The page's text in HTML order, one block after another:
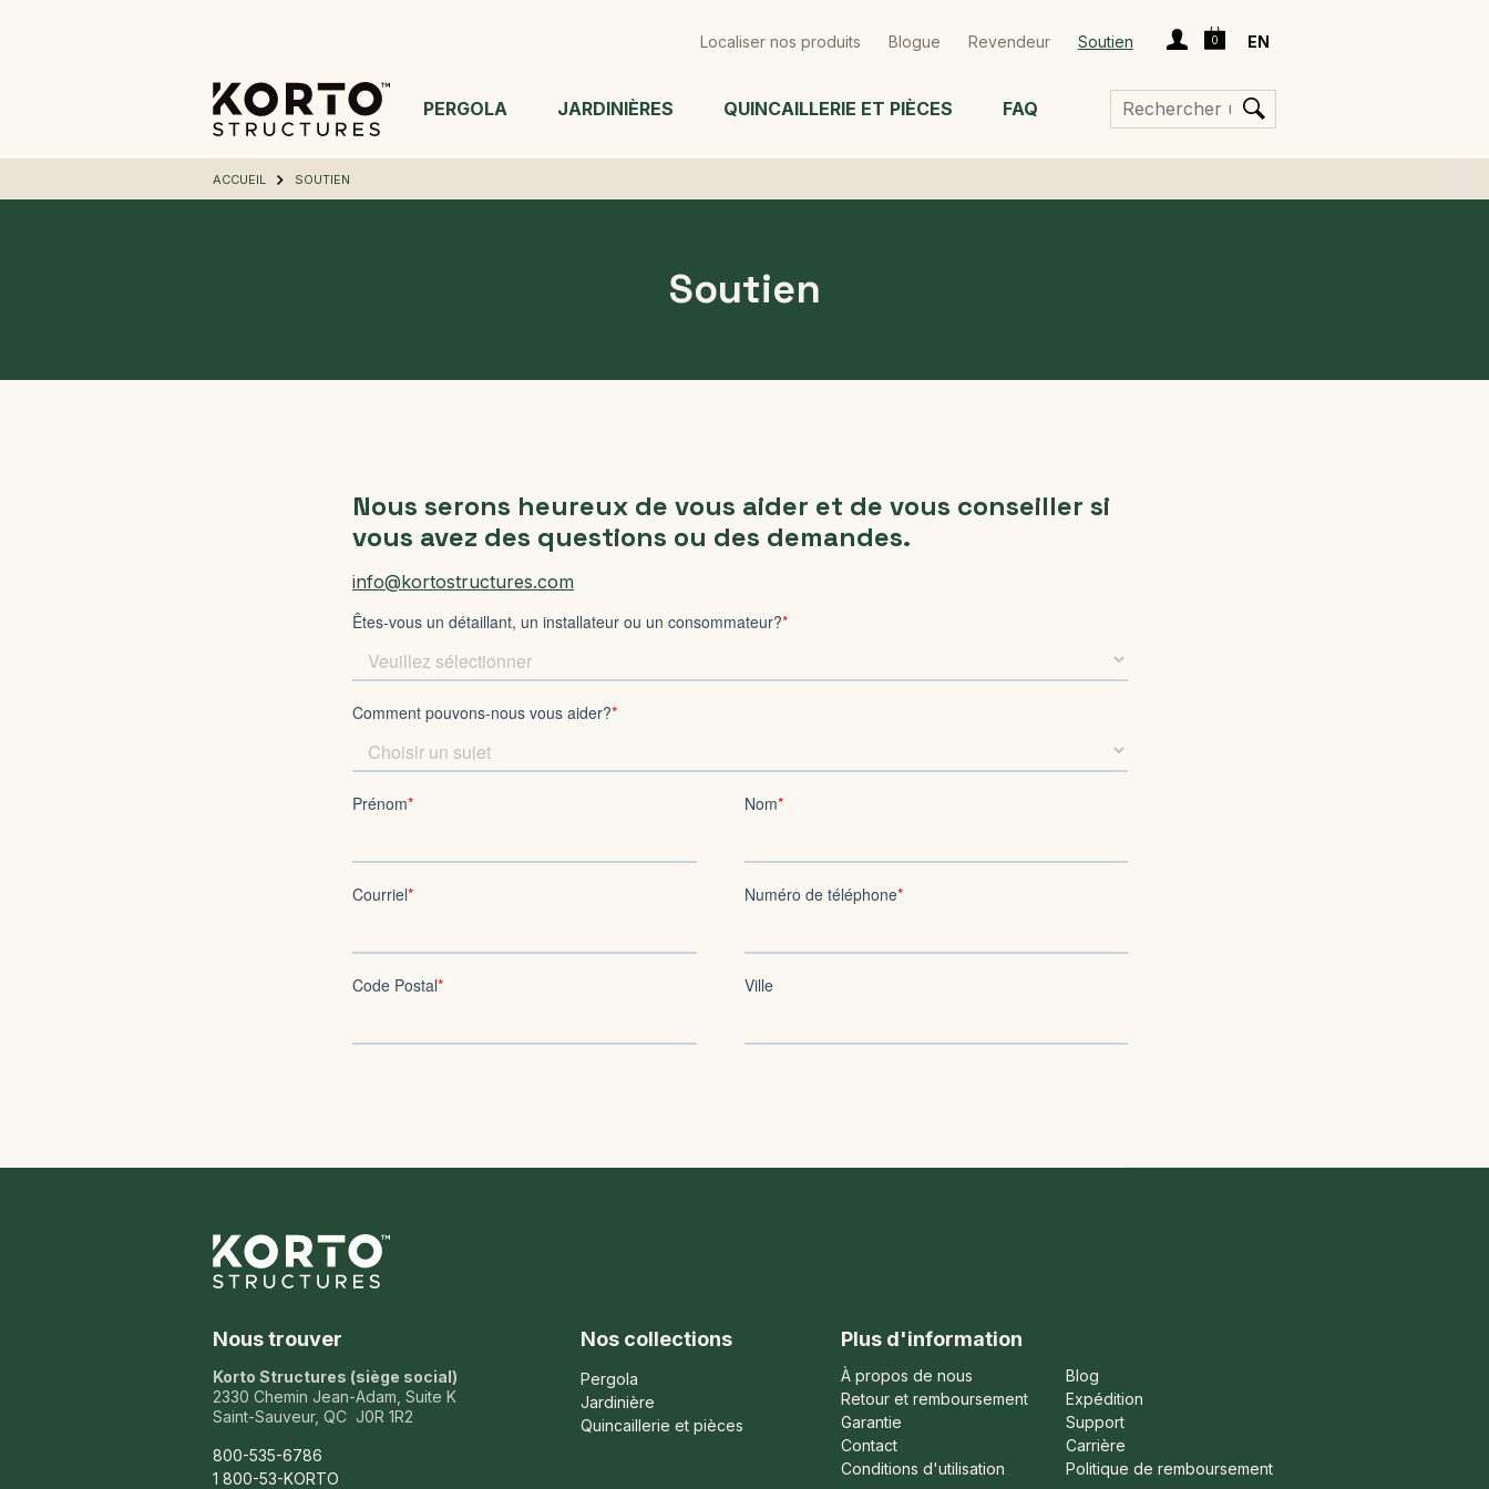
au
RECHERCHE
PERGOLA JARDINIÈRES QUINCAILLERIE ET PIÈCES FAQ
Localiser nos produits Blogue Revendeur Soutien Connexion
Panier
0 EN
ACCUEIL SOUTIEN
Soutien
Nous serons heureux de vous aider et de vous conseiller si
vous avez des questions ou des demandes.
info@kortostructures.com
Nous trouver
Korto Structures (siège social)
2330 Chemin Jean-Adam, Suite K
Saint-Sauveur, QC J0R 1R2
800-535-6786
1 800-53-KORTO
Nos collections
Pergola
Jardinière
Quincaillerie et pièces
Plus d'information
À propos de nous
Blog
Retour et remboursement
Expédition
Garantie
Support
Contact
Carrière
Conditions d'utilisation
Politique de remboursement